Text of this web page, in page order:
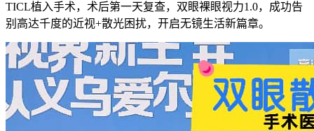
TICL植入手术，术后第一天复查，双眼裸眼视力1.0，成功告
别高达千度的近视+散光困扰，开启无镜生活新篇章。